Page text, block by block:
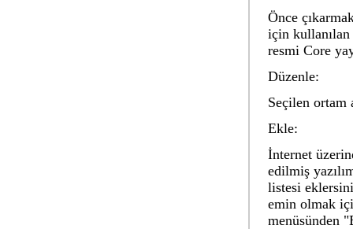
Önce
için
resmi Core
Düzenle:
Seçilen
Ekle:
İnternet
edilmiş
listesi
emin olmak
menüsünden